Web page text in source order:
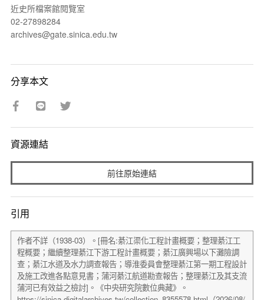
近史所檔案館閱覽室
02-27898284
archives@gate.sinica.edu.tw
分享本文
資源連結
前往原始連結
引用